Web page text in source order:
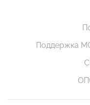
Поддержка